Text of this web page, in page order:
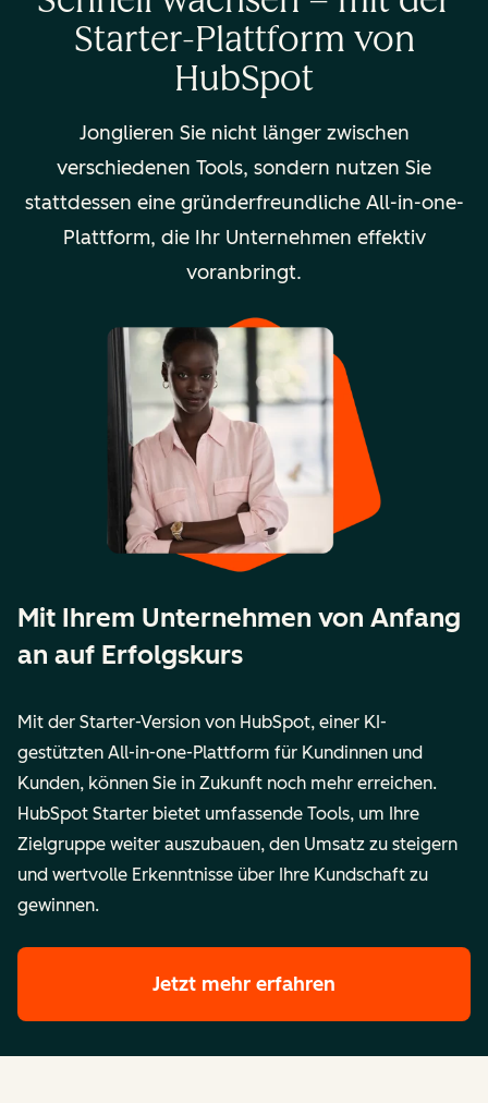
Starter-Plattform von
HubSpot
Jonglieren Sie nicht länger zwischen
verschiedenen Tools, sondern nutzen Sie
stattdessen eine gründerfreundliche All-in-one-
Plattform, die Ihr Unternehmen effektiv
voranbringt.
Mit Ihrem Unternehmen von Anfang
an auf Erfolgskurs
Mit der Starter-Version von HubSpot, einer KI-
gestützten All-in-one-Plattform für Kundinnen und
Kunden, können Sie in Zukunft noch mehr erreichen.
HubSpot Starter bietet umfassende Tools, um Ihre
Zielgruppe weiter auszubauen, den Umsatz zu steigern
und wertvolle Erkenntnisse über Ihre Kundschaft zu
gewinnen.
Jetzt mehr erfahren